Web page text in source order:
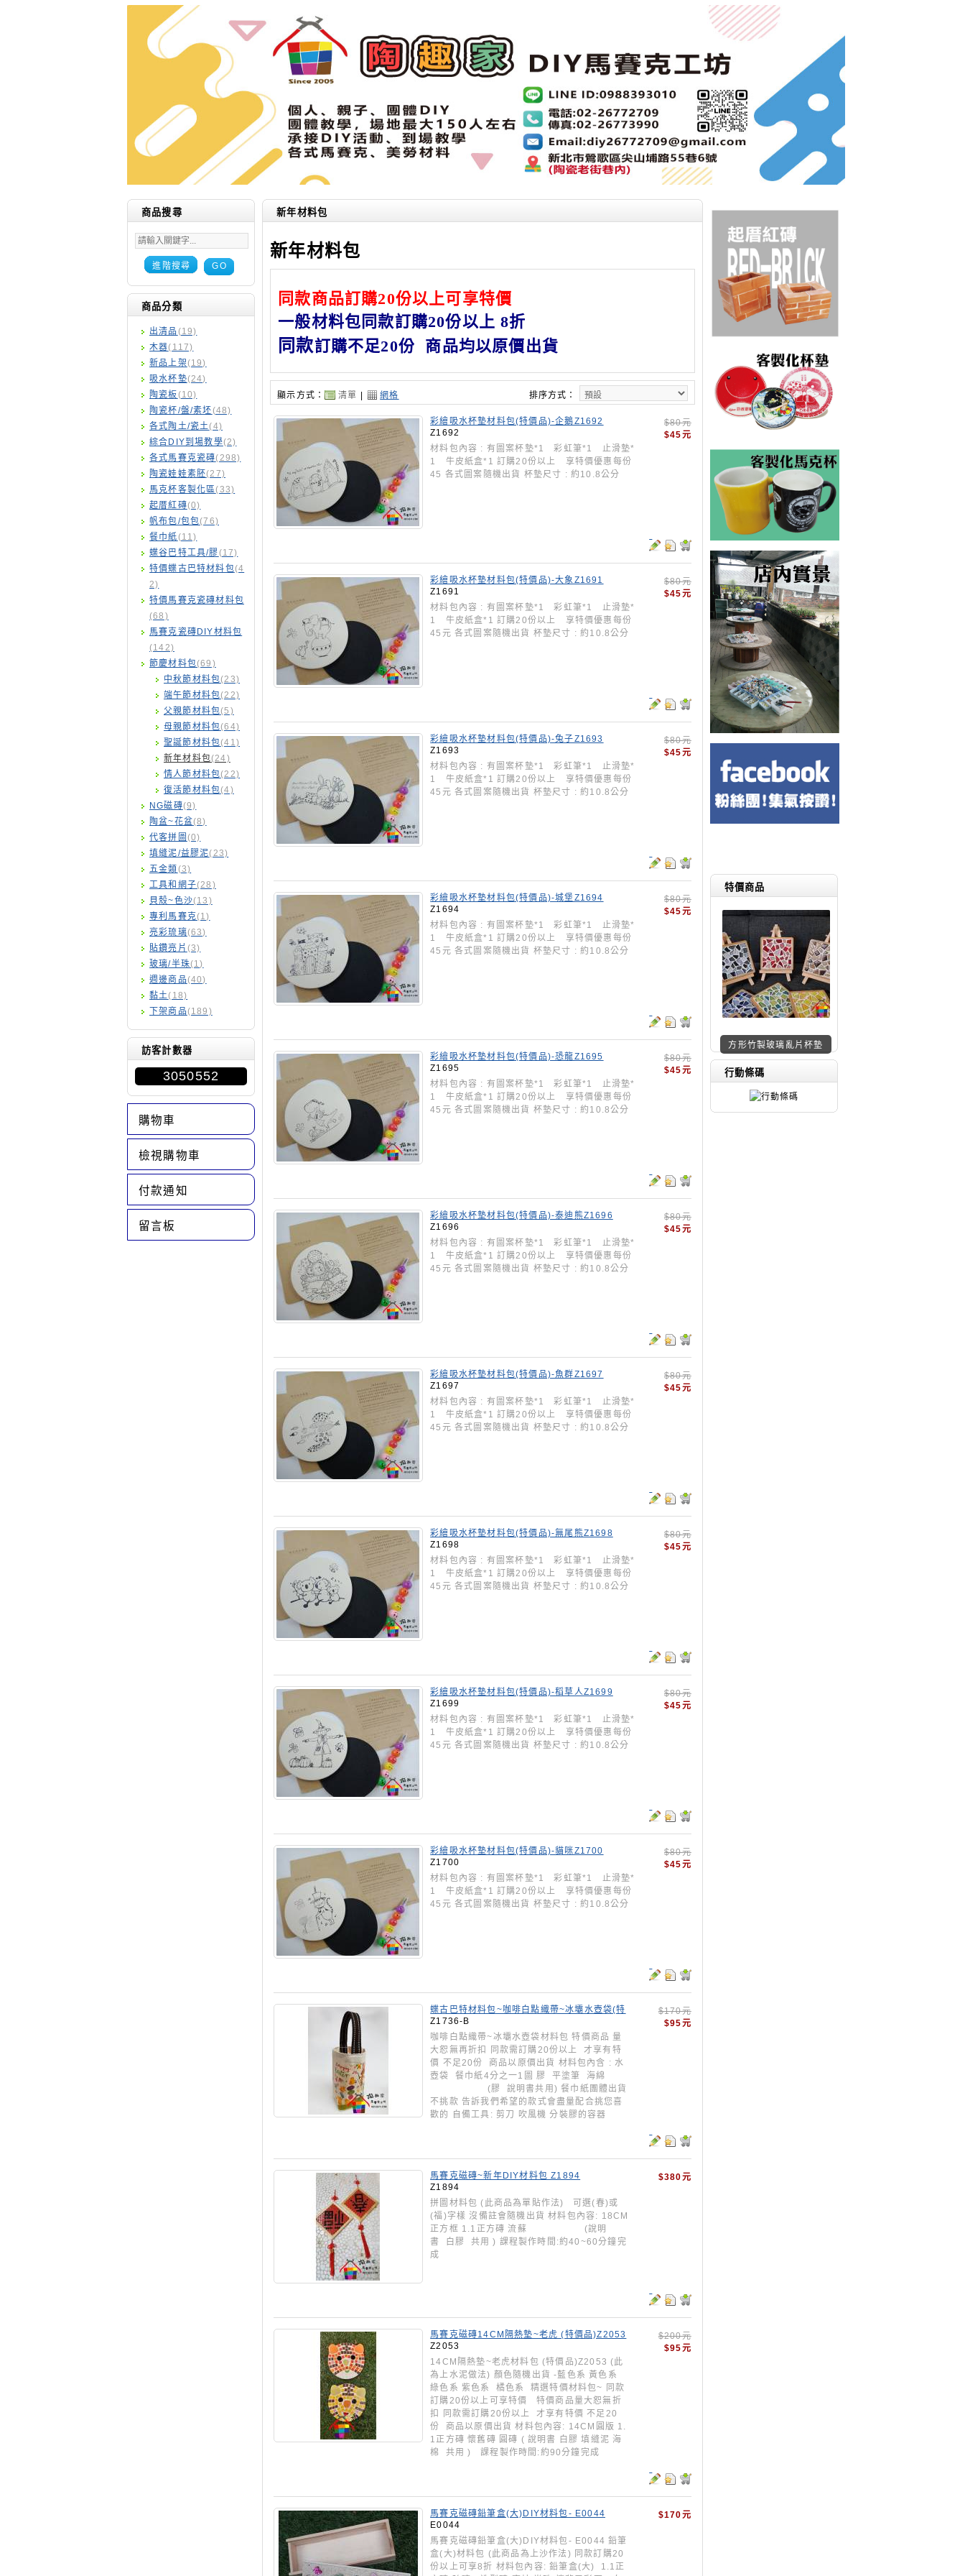
商品搜尋
進階搜尋 GO
商品分類
出清品 (19)
木器(117)
新品上架(19)
吸水杯墊(24)
陶瓷板 (10)
陶瓷杯/盤/素坯(48)
各式陶土/瓷土(4)
綜合DIY到場教學(2)
各式馬賽克瓷磚(298)
陶瓷娃娃素胚(27)
馬克杯客製化區(33)
起厝紅磚(0)
帆布包/包包(76)
餐巾紙(11)
蝶谷巴特工具/膠(17)
特價蝶古巴特材料包(4
2)
特價馬賽克瓷磚材料包
(68)
馬賽克瓷磚DIY材料包
(142)
節慶材料包(69)
中秋節材料包(23)
端午節材料包(22)
父親節材料包(5)
母親節材料包(64)
聖誕節材料包(41)
新年材料包(24)
情人節材料包(22)
復活節材料包(4)
NG磁磚(9)
陶盆~花盆(8)
代客拼圖 (0)
填縫泥/益膠泥(23)
五金類 (3)
工具和網子(28)
貝殼~色沙(13)
專利馬賽克(1)
亮彩琉璃(63)
貼鑽亮片 (3)
玻璃/半珠(1)
週邊商品(40)
黏土(18)
下架商品(189)
訪客計數器
3050552
購物車
檢視購物車
付款通知
留言板
特價商品
方形竹製玻璃亂片杯墊
特價材料包z129
行動條碼
新年材料包
新年材料包
同款商品訂購20份以上可享特價
一般材料包同款訂購20份以上 8折
同款訂購不足20份 商品均以原價出貨
顯示方式： 清單 網格 排序方式：
$80元
$45元
彩繪吸水杯墊材料包(特價品)-企鵝Z1692
Z1692
材料包內容 : 有圖案杯墊*1 彩虹筆*1 止滑墊*
1 牛皮紙盒*1 訂購20份以上 享特價優惠每份
45 各式圖案隨機出貨 杯墊尺寸 : 約10.8公分
$80元
$45元
彩繪吸水杯墊材料包(特價品)-大象Z1691
Z1691
材料包內容 : 有圖案杯墊*1 彩虹筆*1 止滑墊*
1 牛皮紙盒*1 訂購20份以上 享特價優惠每份
45元 各式圖案隨機出貨 杯墊尺寸 : 約10.8公分
$80元
$45元
彩繪吸水杯墊材料包(特價品)-兔子Z1693
Z1693
材料包內容 : 有圖案杯墊*1 彩虹筆*1 止滑墊*
1 牛皮紙盒*1 訂購20份以上 享特價優惠每份
45元 各式圖案隨機出貨 杯墊尺寸 : 約10.8公分
$80元
$45元
彩繪吸水杯墊材料包(特價品)-城堡Z1694
Z1694
材料包內容 : 有圖案杯墊*1 彩虹筆*1 止滑墊*
1 牛皮紙盒*1 訂購20份以上 享特價優惠每份
45元 各式圖案隨機出貨 杯墊尺寸 : 約10.8公分
$80元
$45元
彩繪吸水杯墊材料包(特價品)-恐龍Z1695
Z1695
材料包內容 : 有圖案杯墊*1 彩虹筆*1 止滑墊*
1 牛皮紙盒*1 訂購20份以上 享特價優惠每份
45元 各式圖案隨機出貨 杯墊尺寸 : 約10.8公分
$80元
$45元
彩繪吸水杯墊材料包(特價品)-泰迪熊Z1696
Z1696
材料包內容 : 有圖案杯墊*1 彩虹筆*1 止滑墊*
1 牛皮紙盒*1 訂購20份以上 享特價優惠每份
45元 各式圖案隨機出貨 杯墊尺寸 : 約10.8公分
$80元
$45元
彩繪吸水杯墊材料包(特價品)-魚群Z1697
Z1697
材料包內容 : 有圖案杯墊*1 彩虹筆*1 止滑墊*
1 牛皮紙盒*1 訂購20份以上 享特價優惠每份
45元 各式圖案隨機出貨 杯墊尺寸 : 約10.8公分
$80元
$45元
彩繪吸水杯墊材料包(特價品)-無尾熊Z1698
Z1698
材料包內容 : 有圖案杯墊*1 彩虹筆*1 止滑墊*
1 牛皮紙盒*1 訂購20份以上 享特價優惠每份
45元 各式圖案隨機出貨 杯墊尺寸 : 約10.8公分
$80元
$45元
彩繪吸水杯墊材料包(特價品)-稻草人Z1699
Z1699
材料包內容 : 有圖案杯墊*1 彩虹筆*1 止滑墊*
1 牛皮紙盒*1 訂購20份以上 享特價優惠每份
45元 各式圖案隨機出貨 杯墊尺寸 : 約10.8公分
$80元
$45元
彩繪吸水杯墊材料包(特價品)-貓咪Z1700
Z1700
材料包內容 : 有圖案杯墊*1 彩虹筆*1 止滑墊*
1 牛皮紙盒*1 訂購20份以上 享特價優惠每份
45元 各式圖案隨機出貨 杯墊尺寸 : 約10.8公分
$170元
$95元
蝶古巴特材料包~咖啡白點織帶~冰壩水壺袋(特
價商品)Z1736-B
Z1736-B
咖啡白點織帶~冰壩水壺袋材料包 特價商品 量
大恕無再折扣 同款需訂購20份以上 才享有特
價 不足20份 商品以原價出貨 材料包內含 : 水
壺袋 餐巾紙4分之一1圖 膠 平塗筆 海綿
(膠 說明書共用) 餐巾紙團體出貨
不挑款 告訴我們希望的款式會盡量配合挑您喜
歡的 自備工具: 剪刀 吹風機 分裝膠的容器
$380元
馬賽克磁磚~新年DIY材料包 Z1894
Z1894
拼圖材料包 (此商品為單貼作法) 可選(春)或
(福)字樣 沒備註會隨機出貨 材料包內容: 18CM
正方框 1.1正方磚 流蘇 (說明
書 白膠 共用 ) 課程製作時間:約40~60分鐘完
成
$200元
$95元
馬賽克磁磚14CM隔熱墊~老虎 (特價品)Z2053
Z2053
14CM隔熱墊~老虎材料包 (特價品)Z2053 (此
為上水泥做法) 顏色隨機出貨 -藍色系 黃色系
綠色系 紫色系 橘色系 精選特價材料包~ 同款
訂購20份以上可享特價 特價商品量大恕無折
扣 同款需訂購20份以上 才享有特價 不足20
份 商品以原價出貨 材料包內容: 14CM圓版 1.
1正方磚 懷舊磚 圓磚 ( 說明書 白膠 填縫泥 海
棉 共用 ) 課程製作時間:約90分鐘完成
$170元
馬賽克磁磚鉛筆盒(大)DIY材料包- E0044
E0044
馬賽克磁磚鉛筆盒(大)DIY材料包- E0044 鉛筆
盒(大)材料包 (此商品為上沙作法) 同款訂購20
份以上可享8折 材料包內容: 鉛筆盒(大) 1.1正